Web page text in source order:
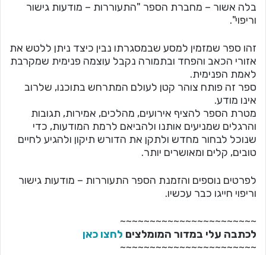
בלה אשור – מחברת הספר "התעוררות – מודעות גישור
וריפוי".
זהו ספר שמזמין למסע שבמסגרתו נבין כיצד ניתן ללטש את
אזורי הכאב והפחד ובתמורה נקבל עוצמה פנימית שמקרבת
לאמת הפנימית.
ספר זה פותח צוהר קטן לעולם המתרחש בתוכנו, שלרוב
אינו מודע.
מטרת הספר להציף אירועים, מהלכים, אמירות, תגובות
והרגלים שמניעים אותנו ולהביאם לרמת המודעות, כדי
שנוכל לבחור מחדש ולתקן את הדורש תיקון ולהגיע לחיים
טובים, קלים ומאושרים יותר.
לפרטים נוספים והזמנת הספר התעוררות – מודעות גישור
וריפוי חייגו כבר עכשיו.
~~~~~~~~~~~~~~~~~~~~~~~
לכתבה עלי במדור המומלצים לחצו כאן
~~~~~~~~~~~~~~~~~~~~~~~